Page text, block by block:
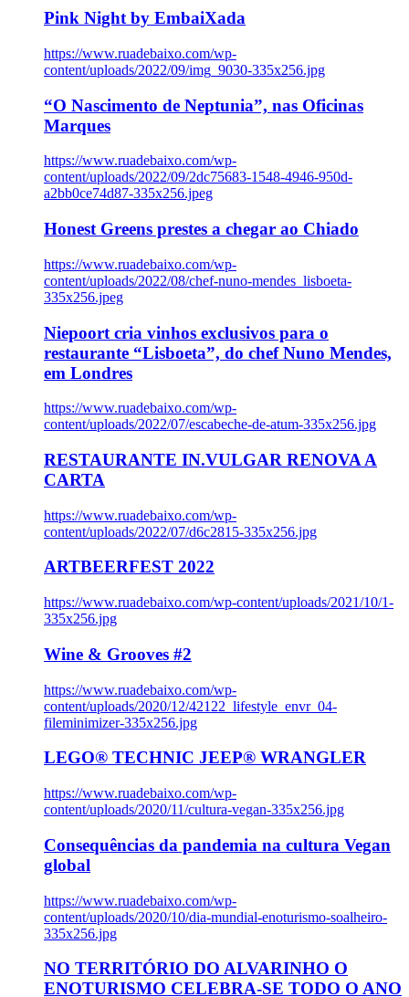
Pink Night by EmbaiXada
https://www.ruadebaixo.com/wp-
content/uploads/2022/09/img_9030-335x256.jpg
“O Nascimento de Neptunia”, nas Oficinas
Marques
https://www.ruadebaixo.com/wp-
content/uploads/2022/09/2dc75683-1548-4946-950d-
a2bb0ce74d87-335x256.jpeg
Honest Greens prestes a chegar ao Chiado
https://www.ruadebaixo.com/wp-
content/uploads/2022/08/chef-nuno-mendes_lisboeta-
335x256.jpeg
Niepoort cria vinhos exclusivos para o
restaurante “Lisboeta”, do chef Nuno Mendes,
em Londres
https://www.ruadebaixo.com/wp-
content/uploads/2022/07/escabeche-de-atum-335x256.jpg
RESTAURANTE IN.VULGAR RENOVA A
CARTA
https://www.ruadebaixo.com/wp-
content/uploads/2022/07/d6c2815-335x256.jpg
ARTBEERFEST 2022
https://www.ruadebaixo.com/wp-content/uploads/2021/10/1-
335x256.jpg
Wine & Grooves #2
https://www.ruadebaixo.com/wp-
content/uploads/2020/12/42122_lifestyle_envr_04-
fileminimizer-335x256.jpg
LEGO® TECHNIC JEEP® WRANGLER
https://www.ruadebaixo.com/wp-
content/uploads/2020/11/cultura-vegan-335x256.jpg
Consequências da pandemia na cultura Vegan
global
https://www.ruadebaixo.com/wp-
content/uploads/2020/10/dia-mundial-enoturismo-soalheiro-
335x256.jpg
NO TERRITÓRIO DO ALVARINHO O
ENOTURISMO CELEBRA-SE TODO O ANO